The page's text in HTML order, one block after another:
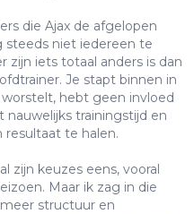
die Ajax de afgelopen
steeds niet iedereen te
zijn iets totaal anders is dan
Je stapt binnen in
hebt geen invloed
nauwelijks trainingstijd en
te halen.
zijn keuzes eens, vooral
Maar ik zag in die
structuur en